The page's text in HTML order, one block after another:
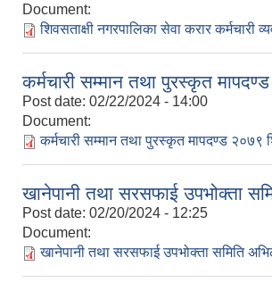
Document:
शिवसताक्षी नगरपालिका सेवा करार
कर्मचारी सम्मान तथा पुरस्कृत
Post date: 02/22/2024 - 14:00
Document:
कर्मचारी सम्मान तथा पुरस्कृत मापदण्ड २०७९
खानेपानी तथा सरसफाई उपभोक्ता
Post date: 02/20/2024 - 12:25
Document:
खानेपानी तथा सरसफाई उपभोक्ता समिति